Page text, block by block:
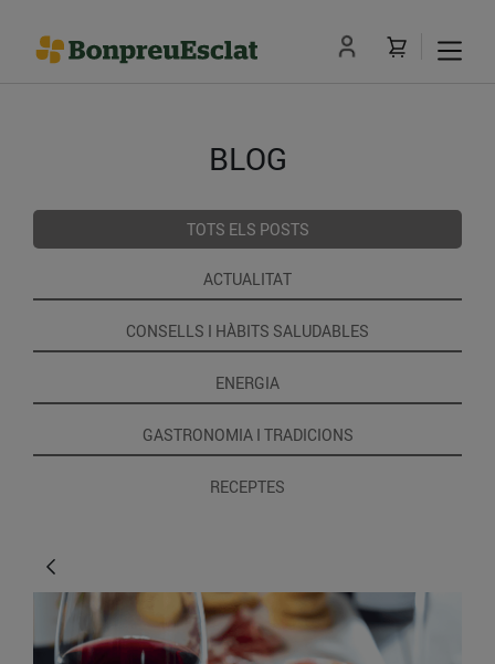
BLOG
TOTS ELS POSTS
ACTUALITAT
CONSELLS I HÀBITS SALUDABLES
ENERGIA
GASTRONOMIA I TRADICIONS
RECEPTES